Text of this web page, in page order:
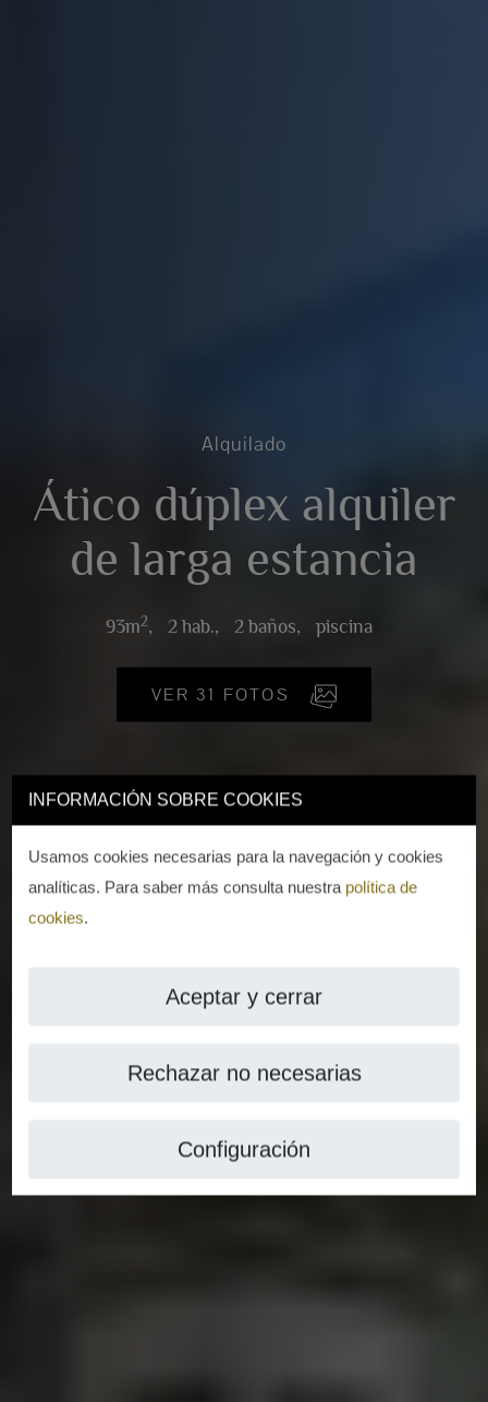
INFORMACIÓN SOBRE COOKIES
Usamos cookies necesarias para la navegación y cookies
analíticas. Para saber más consulta nuestra política de
cookies.
Aceptar y cerrar
Rechazar no necesarias
Configuración
Alquilado
Ático dúplex alquiler
de larga estancia
93m2, 2 hab., 2 baños, piscina
VER 31 FOTOS